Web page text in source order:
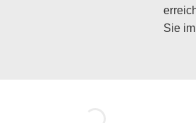
Sie